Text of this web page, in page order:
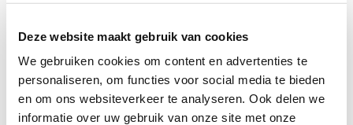
Deze website maakt gebruik van cookies
We gebruiken cookies om content en advertenties te
personaliseren, om functies voor social media te bieden
en om ons websiteverkeer te analyseren. Ook delen we
informatie over uw gebruik van onze site met onze
Geimpregneerd, Waterpasserend
Materiaal Beton
Stroefheid Vlak